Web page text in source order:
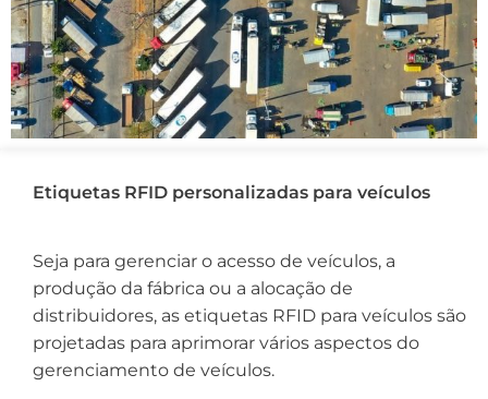
Etiquetas RFID personalizadas para veículos
Seja para gerenciar o acesso de veículos, a
produção da fábrica ou a alocação de
distribuidores, as etiquetas RFID para veículos são
projetadas para aprimorar vários aspectos do
gerenciamento de veículos.